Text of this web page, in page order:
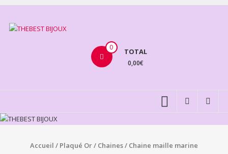
Aller
contenu
BIJOUX
0 TOTAL
0,00€
Accueil / Plaqué Or/ Chaines/ Chaine maille marine